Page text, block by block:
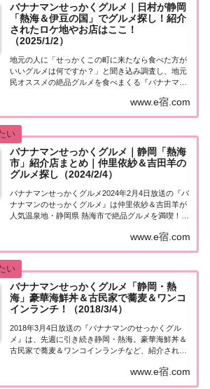
バナナマンせっかくグルメ｜日村が静岡
「熱海＆伊豆の国」でグルメ探し！紹介
されたロケ地やお店はここ！
（2025/1/2）
地元の人に「せっかくこの町に来たなら食べた方が
いいグルメは何ですか？」と聞き込み調査し、地元
民オススメの絶品グルメを食べまくる『バナナマン
ンのせっかくグルメ 新春SPは日村さんが静岡・熱
海＆伊豆の国で絶品グルメを満喫！絶品！うま...
www.e宿.com
バナナマンせっかくグルメ｜静岡「熱海
市」紹介店まとめ｜仲里依紗＆吉田羊の
グルメ探し（2024/2/4）
バナナマンせっかくグルメ2024年2月4日放送の『バ
ナナマンのせっかくグルメ』は仲里依紗＆吉田羊が
人気温泉地・静岡県 熱海市で絶品グルメを満喫！漁
欲で平らげる！紹介されたお店やメニューをまとめ
ました！詳しくはこちら！仲里依紗＆吉田羊「...
www.e宿.com
バナナマンせっかくグルメ「静岡・熱
海」豪華海鮮丼＆古民家で蕎麦＆ワンコ
インランチ！（2018/3/4）
2018年3月4日放送の『バナナマンのせっかくグル
メ』は、先週に引き続き静岡・熱海。豪華海鮮丼＆
古民家で蕎麦＆ワンコインランチなど、紹介された
なら食べたほうがいいグルメは何ですか？」日本全
国でバナナマン日村さんが地元民オススメの絶品
www.e宿.com